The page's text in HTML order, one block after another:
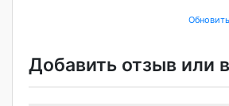
Добавить отзыв или